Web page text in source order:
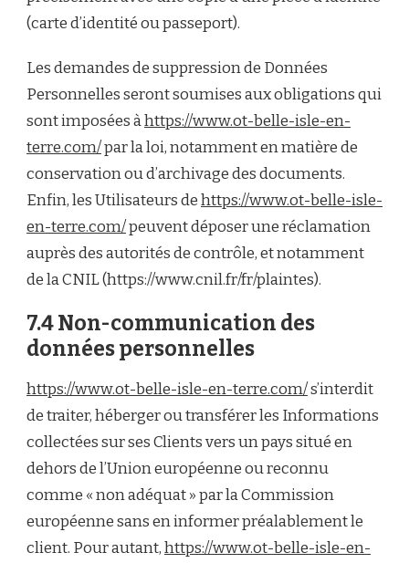
(carte d’identité ou passeport).
Les demandes de suppression de Données
Personnelles seront soumises aux obligations qui
sont imposées àhttps://www.ot-belle-isle-en-
terre.com/par la loi, notamment en matière de
conservation ou d’archivage des documents.
Enfin, les Utilisateurs dehttps://www.ot-belle-isle-
en-terre.com/peuvent déposer une réclamation
auprès des autorités de contrôle, et notamment
de la CNIL (https://www.cnil.fr/fr/plaintes).
7.4 Non-communication des
données personnelles
https://www.ot-belle-isle-en-terre.com/s’interdit
de traiter, héberger ou transférer les Informations
collectées sur ses Clients vers un pays situé en
dehors de l’Union européenne ou reconnu
comme « non adéquat » par la Commission
européenne sans en informer préalablement le
client. Pour autant,https://www.ot-belle-isle-en-